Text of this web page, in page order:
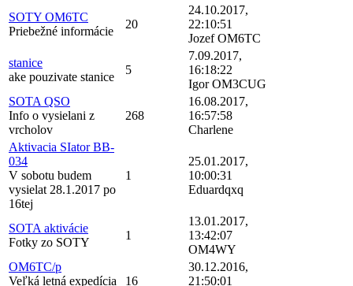
SOTY OM6TC
Priebežné informácie
20
24.10.2017,
22:10:51
Jozef OM6TC
stanice
ake pouzivate stanice
5
7.09.2017,
16:18:22
Igor OM3CUG
SOTA QSO
Info o vysielani z
vrcholov
268
16.08.2017,
16:57:58
Charlene
Aktivacia SIator BB-
034
V sobotu budem
vysielat 28.1.2017 po
16tej
1
25.01.2017,
10:00:31
Eduardqxq
SOTA aktivácie
Fotky zo SOTY
1
13.01.2017,
13:42:07
OM4WY
OM6TC/p
Veľká letná expedícia
16
30.12.2016,
21:50:01